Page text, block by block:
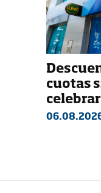
cuotas